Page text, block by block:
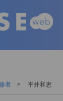
者 平井和恵